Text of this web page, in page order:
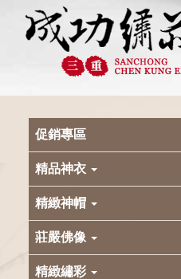
促銷專區
精品神衣
精緻神帽
莊嚴佛像
精緻繡彩